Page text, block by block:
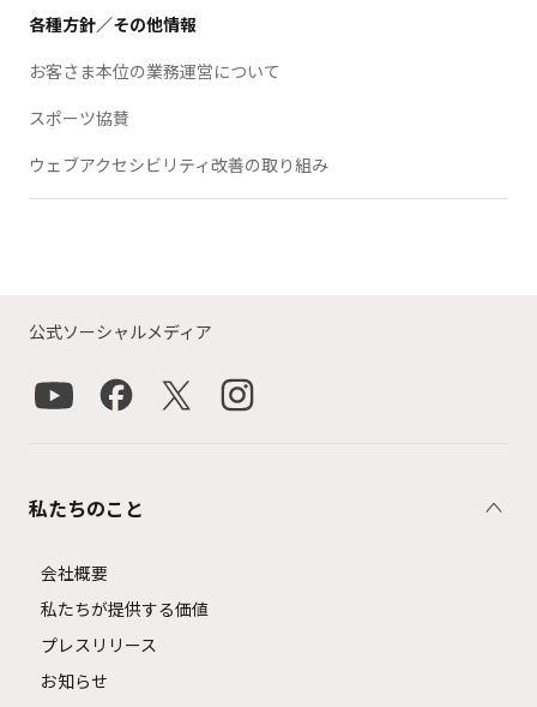
各種方針／その他情報
お客さま本位の業務運営について
スポーツ協賛
ウェブアクセシビリティ改善の取り組み
公式ソーシャルメディア
私たちのこと
会社概要
私たちが提供する価値
プレスリリース
お知らせ